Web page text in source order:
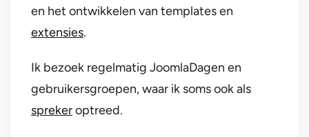
en het ontwikkelen van templates en
extensies.
Ik bezoek regelmatig JoomlaDagen en
gebruikersgroepen, waar ik soms ook als
sprekeroptreed.